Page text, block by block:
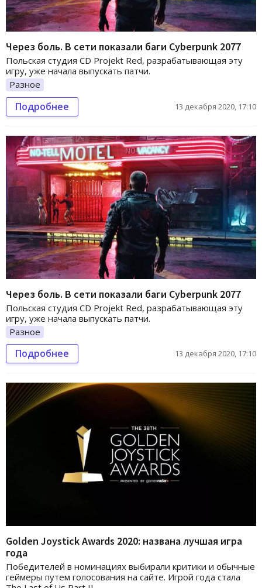
Через боль. В сети показали баги Cyberpunk 2077
Польская студия CD Projekt Red, разрабатывающая эту
игру, уже начала выпускать патчи.
Разное
Подробнее 13 декабря 2020, 17:10
Через боль. В сети показали баги Cyberpunk 2077
Польская студия CD Projekt Red, разрабатывающая эту
игру, уже начала выпускать патчи.
Разное
Подробнее 13 декабря 2020, 17:10
Golden Joystick Awards 2020: названа лучшая игра
года
Победителей в номинациях выбирали критики и обычные
геймеры путем голосования на сайте. Игрой года стала